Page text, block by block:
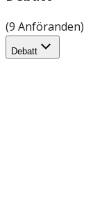
(9 Anföranden)
Debatt